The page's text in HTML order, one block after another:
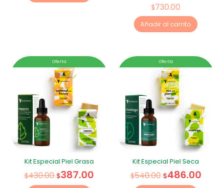
$730.00
Añadir al carrito
Oferta
Kit Especial Piel Grasa
$430.00 $387.00
Oferta
Kit Especial Piel Seca
$540.00 $486.00